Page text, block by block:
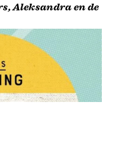
Aleksandra en de